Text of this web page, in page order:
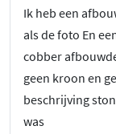
Ik heb een
als de foto En
cobber
geen kroon en
beschrijving
was